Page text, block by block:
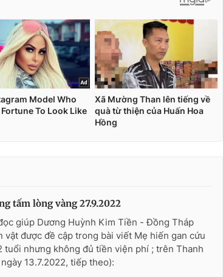
tấm lòng vàng 27.9.2022
giúp Dương Huỳnh Kim Tiền - Đồng Tháp
vật được đề cập trong bài viết Mẹ hiến gan cứu
tuổi nhưng không đủ tiền viện phí ; trên Thanh
13.7.2022, tiếp theo):